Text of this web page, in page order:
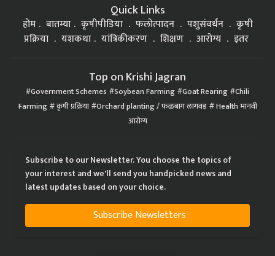
Quick Links
होम बातम्या कृषीपीडिया फलोत्पादन पशुसंवर्धन
कृषी
प्रक्रिया
यशकथा यांत्रिकीकरण शिक्षण आरोग्य इतर
Top on Krishi Jagran
Government Schemes Soybean Farming Goat Rearing Chili
Farming कृषी प्रक्रिया Orchard planting / फळबाग लागवड Health मानवी
आरोग्य
Subscribe to our Newsletter. You choose the topics of
your interest and we'll send you handpicked news and
latest updates based on your choice.
Subscribe Newsletters